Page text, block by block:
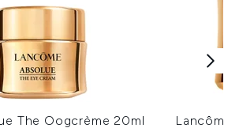
The Oogcrème 20ml
Lancôme